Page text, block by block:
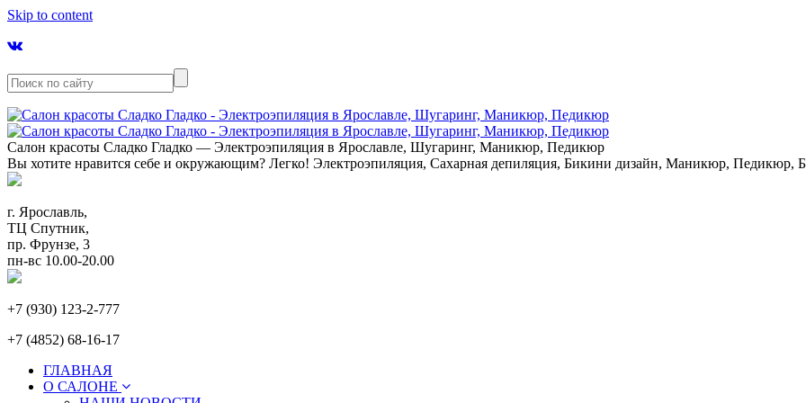
Skip to content
Салон красоты Сладко Гладко — Электроэпиляция в Ярославле, Шугаринг, Маникюр, Педикюр
Вы хотите нравится себе и окружающим? Легко! Электроэпиляция, Сахарная депиляция, Бикини дизайн, Маникюр, Педикюр,
г. Ярославль,
ТЦ Спутник,
пр. Фрунзе, 3
пн-вс 10.00-20.00
+7 (930) 123-2-777
+7 (4852) 68-16-17
ГЛАВНАЯ
О САЛОНЕ